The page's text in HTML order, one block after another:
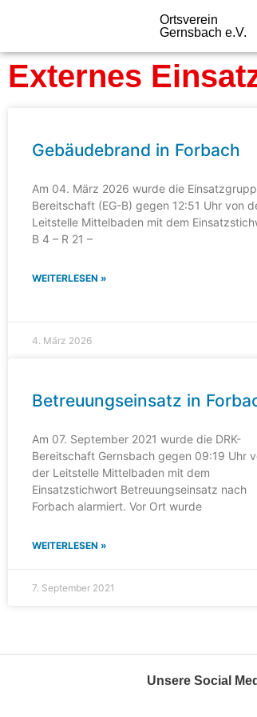
Ortsverein
Gernsbach e.V.
Externes
Gebäudebrand in Forbach
Am 04. März 2026 wurde die
Bereitschaft (EG-B) gegen 12:51 Uhr von
Leitstelle Mittelbaden mit dem
B 4 – R 21 –
WEITERLESEN »
4. März 2026
Betreuungseinsatz in
Am 07. September 2021 wurde die DRK-
Bereitschaft Gernsbach gegen 09:19 Uhr
der Leitstelle Mittelbaden mit dem
Einsatzstichwort Betreuungseinsatz nach
Forbach alarmiert. Vor Ort wurde
WEITERLESEN »
7. September 2021
Unsere Social